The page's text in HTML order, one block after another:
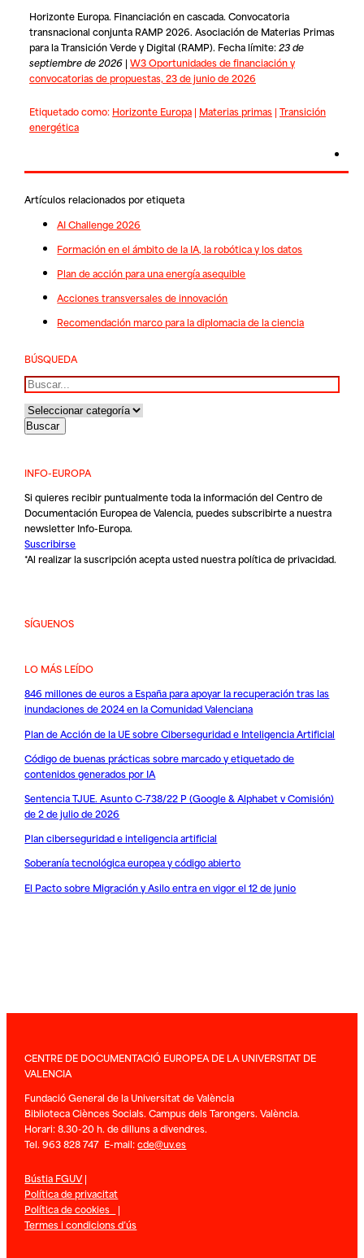
Horizonte Europa. Financiación en cascada. Convocatoria
transnacional conjunta RAMP 2026. Asociación de Materias Primas
para la Transición Verde y Digital (RAMP). Fecha límite:23 de
septiembre de 2026| W3 Oportunidades de financiación y
convocatorias de propuestas, 23 de junio de 2026
Etiquetado como: Horizonte Europa| Materias primas| Transición
energética
Artículos relacionados por etiqueta
AI Challenge 2026
Formación en el ámbito de la IA, la robótica y los datos
Plan de acción para una energía asequible
Acciones transversales de innovación
Recomendación marco para la diplomacia de la ciencia
BÚSQUEDA
Buscar
INFO-EUROPA
Si quieres recibir puntualmente toda la información del Centro de
Documentación Europea de Valencia, puedes subscribirte a nuestra
newsletter Info-Europa.
Suscribirse
*Al realizar la suscripción acepta usted nuestrapolítica de privacidad.
SÍGUENOS
LO MÁS LEÍDO
846 millones de euros a España para apoyar la recuperación tras las
inundaciones de 2024 en la Comunidad Valenciana
Plan de Acción de la UE sobre Ciberseguridad e Inteligencia Artificial
Código de buenas prácticas sobre marcado y etiquetado de
contenidos generados por IA
Sentencia TJUE. Asunto C-738/22 P (Google & Alphabet v Comisión)
de 2 de julio de 2026
Plan ciberseguridad e inteligencia artificial
Soberanía tecnológica europea y código abierto
El Pacto sobre Migración y Asilo entra en vigor el 12 de junio
CENTRE DE DOCUMENTACIÓ EUROPEA DE LA UNIVERSITAT DE
VALENCIA
Fundació General de la Universitat de València
Biblioteca Ciènces Socials. Campus dels Tarongers. València.
Horari: 8.30-20 h. de dilluns a divendres.
Tel. 963 828 747 E-mail:cde@uv.es
Bústia FGUV|
Política de privacitat
Política de cookies |
Termes i condicions d’ús